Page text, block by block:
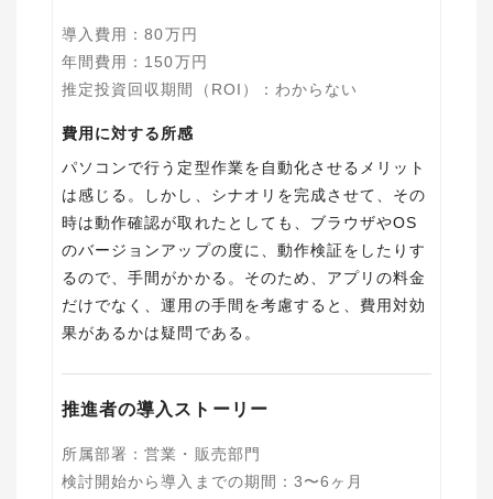
導入費用 ：80万円
年間費用 ： 150万円
推定投資回収期間（ROI）
： わからない
費用に対する所感
パソコンで行う定型作業を自動化させるメリット
は感じる。しかし、シナオリを完成させて、その
時は動作確認が取れたとしても、ブラウザやOS
のバージョンアップの度に、動作検証をしたりす
るので、手間がかかる。そのため、アプリの料金
だけでなく、運用の手間を考慮すると、費用対効
果があるかは疑問である。
推進者の導入ストーリー
所属部署 ：営業・販売部門
検討開始から導入までの期間 ： 3〜6ヶ月